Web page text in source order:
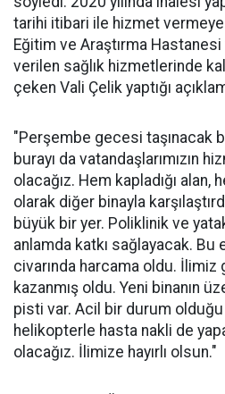
tarihi itibari ile hizmet
Eğitim ve Araştırma
verilen sağlık hizmetlerinde
çeken Vali Çelik yaptığı
"Perşembe gecesi taşınacak
burayı da vatandaşlarımızın
olacağız. Hem kapladığı alan,
olarak diğer binayla
büyük bir yer. Poliklinik ve
anlamda katkı sağlayacak. Bu
civarında harcama oldu. İlimiz
kazanmış oldu. Yeni binanın
pisti var. Acil bir durum
helikopterle hasta nakli de
olacağız. İlimize hayırlı olsun."